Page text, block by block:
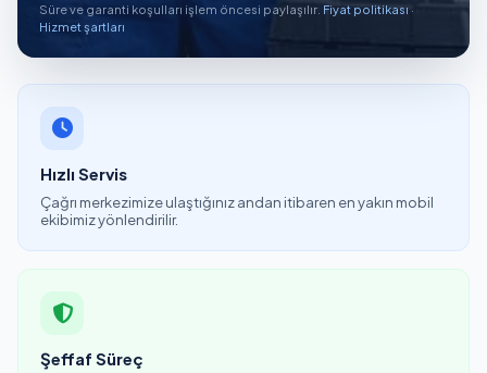
Süre ve garanti koşulları işlem öncesi paylaşılır. Fiyat politikası ·
Hizmet şartları
Hızlı Servis
Çağrı merkezimize ulaştığınız andan itibaren en yakın mobil
ekibimiz yönlendirilir.
Şeffaf Süreç